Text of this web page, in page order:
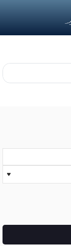
کد
کنید